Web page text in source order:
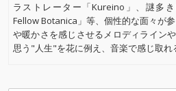
ラストレーター「Kureino」、謎多
Fellow Botanica」等、個性的な面々が
や暖かさを感じさせるメロディライン
思う"人生"を花に例え、音楽で感じ取れ